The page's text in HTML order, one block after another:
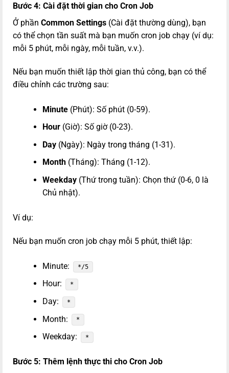
Bước 4: Cài đặt thời gian cho Cron Job
Ở phần Common Settings (Cài đặt thường dùng), bạn
có thể chọn tần suất mà bạn muốn cron job chạy (ví dụ:
mỗi 5 phút, mỗi ngày, mỗi tuần, v.v.).
Nếu bạn muốn thiết lập thời gian thủ công, bạn có thể
điều chỉnh các trường sau:
Minute (Phút): Số phút (0-59).
Hour (Giờ): Số giờ (0-23).
Day (Ngày): Ngày trong tháng (1-31).
Month (Tháng): Tháng (1-12).
Weekday (Thứ trong tuần): Chọn thứ (0-6, 0 là
Chủ nhật).
Ví dụ:
Nếu bạn muốn cron job chạy mỗi 5 phút, thiết lập:
Minute: */5
Hour: *
Day: *
Month: *
Weekday: *
Bước 5: Thêm lệnh thực thi cho Cron Job